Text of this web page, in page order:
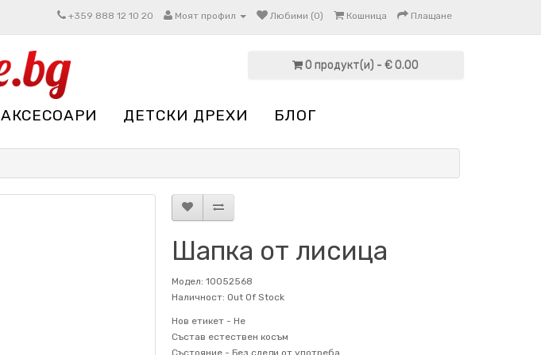
+359 888 12 10 20 Моят профил Любими (0) Кошница Плащане
0 продукт(и) - € 0.00
АКСЕСОАРИ ДЕТСКИ ДРЕХИ БЛОГ
Шапка от лисица
Модел: 10052568
Наличност: Out Of Stock
Нов етикет - Не
Състав естествен косъм
Състояние - Без следи от употреба.